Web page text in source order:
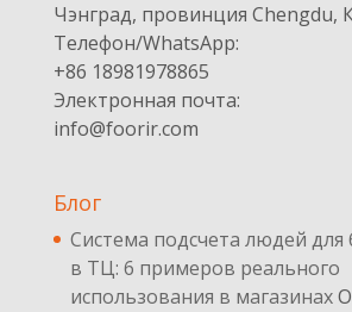
Чэнград, провинция Chengdu,
Телефон/WhatsApp:
+86 18981978865
Электронная почта:
info@foorir.com
Блог
Система подсчета людей для
в ТЦ: 6 примеров реального
использования в магазинах